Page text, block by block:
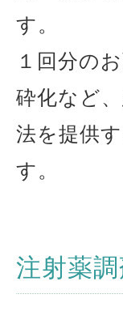
す。
１回分の
砕化など
法を提供
す。
注射薬調